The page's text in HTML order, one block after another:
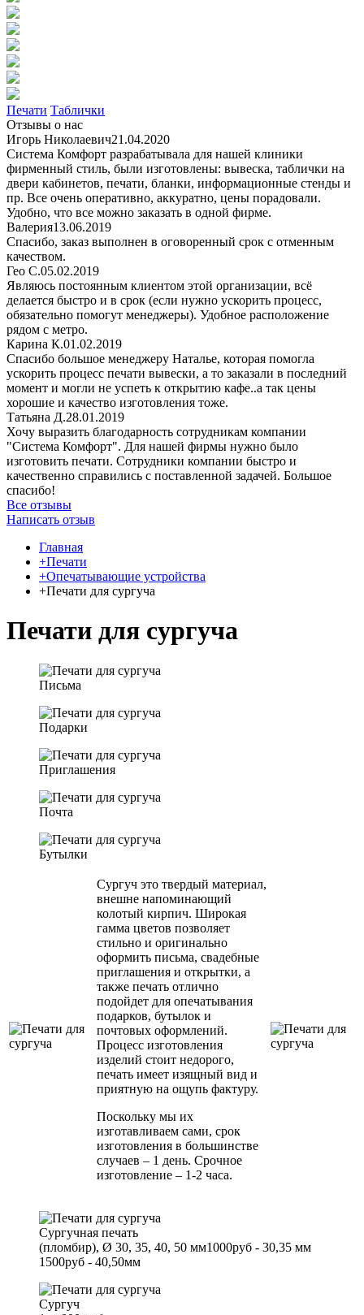
Печати Таблички
Отзывы о нас
Игорь Николаевич21.04.2020
Система Комфорт разрабатывала для нашей клиники
фирменный стиль, были изготовлены: вывеска, таблички на
двери кабинетов, печати, бланки, информационные стенды и
пр. Все очень оперативно, аккуратно, цены порадовали.
Удобно, что все можно заказать в одной фирме.
Валерия13.06.2019
Спасибо, заказ выполнен в оговоренный срок с отменным
качеством.
Гео С.05.02.2019
Являюсь постоянным клиентом этой организации, всё
делается быстро и в срок (если нужно ускорить процесс,
обязательно помогут менеджеры). Удобное расположение
рядом с метро.
Карина К.01.02.2019
Спасибо большое менеджеру Наталье, которая помогла
ускорить процесс печати вывески, а то заказали в последний
момент и могли не успеть к открытию кафе..а так цены
хорошие и качество изготовления тоже.
Татьяна Д.28.01.2019
Хочу выразить благодарность сотрудникам компании
"Система Комфорт". Для нашей фирмы нужно было
изготовить печати. Сотрудники компании быстро и
качественно справились с поставленной задачей. Большое
спасибо!
Все отзывы
Написать отзыв
Главная
+Печати
+Опечатывающие устройства
+Печати для сургуча
Печати для сургуча
Письма
Подарки
Приглашения
Почта
Бутылки
Сургуч это твердый материал,
внешне напоминающий
колотый кирпич. Широкая
гамма цветов позволяет
стильно и оригинально
оформить письма, свадебные
приглашения и открытки, а
также печать отлично
подойдет для опечатывания
подарков, бутылок и
почтовых оформлений.
Процесс изготовления
изделий стоит недорого,
печать имеет изящный вид и
приятную на ощупь фактуру.
Поскольку мы их
изготавливаем сами, срок
изготовления в большинстве
случаев – 1 день. Срочное
изготовление – 1-2 часа.
Сургучная печать
(пломбир), Ø 30, 35, 40, 50 мм1000руб - 30,35 мм
1500руб - 40,50мм
Сургуч